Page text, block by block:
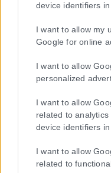
device identifiers in
I want to allow my
Google for online
I want to allow
personalized
I want to allow
related to
device identifiers in
I want to allow
related to